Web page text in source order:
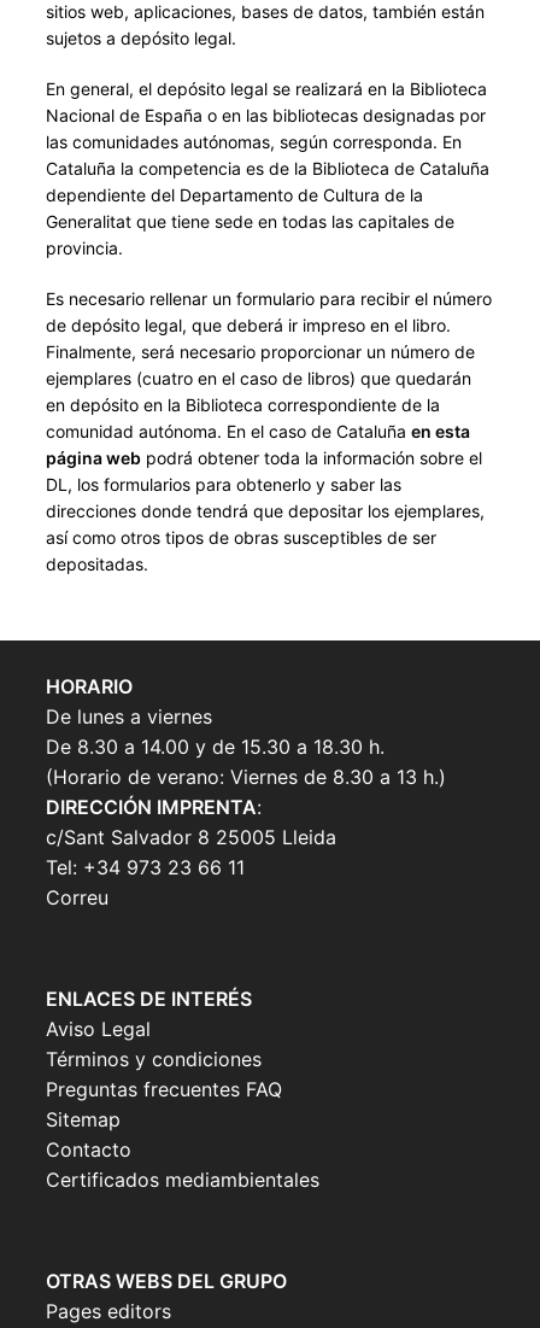
sitios web, aplicaciones, bases de datos, también están
sujetos a depósito legal.
En general, el depósito legal se realizará en la Biblioteca
Nacional de España o en las bibliotecas designadas por
las comunidades autónomas, según corresponda. En
Cataluña la competencia es de la Biblioteca de Cataluña
dependiente del Departamento de Cultura de la
Generalitat que tiene sede en todas las capitales de
provincia.
Es necesario rellenar un formulario para recibir el número
de depósito legal, que deberá ir impreso en el libro.
Finalmente, será necesario proporcionar un número de
ejemplares (cuatro en el caso de libros) que quedarán
en depósito en la Biblioteca correspondiente de la
comunidad autónoma. En el caso de Cataluña en esta
página webpodrá obtener toda la información sobre el
DL, los formularios para obtenerlo y saber las
direcciones donde tendrá que depositar los ejemplares,
así como otros tipos de obras susceptibles de ser
depositadas.
HORARIO
De lunes a viernes
De 8.30 a 14.00 y de 15.30 a 18.30 h.
(Horario de verano: Viernes de 8.30 a 13 h.)
DIRECCIÓN IMPRENTA:
c/Sant Salvador 8 25005 Lleida
Tel: +34 973 23 66 11
Correu
ENLACES DE INTERÉS
Aviso Legal
Términos y condiciones
Preguntas frecuentes FAQ
Sitemap
Contacto
Certificados mediambientales
OTRAS WEBS DEL GRUPO
Pages editors